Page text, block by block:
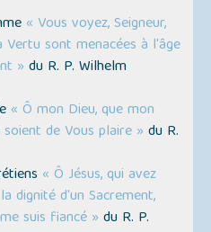
« Vous voyez, Seigneur,
sont menacées à l'âge
» du R. P. Wilhelm
« Ô mon Dieu, que mon
de Vous plaire » du R.
« Ô Jésus, qui avez
dignité d'un Sacrement,
suis fiancé » du R. P.